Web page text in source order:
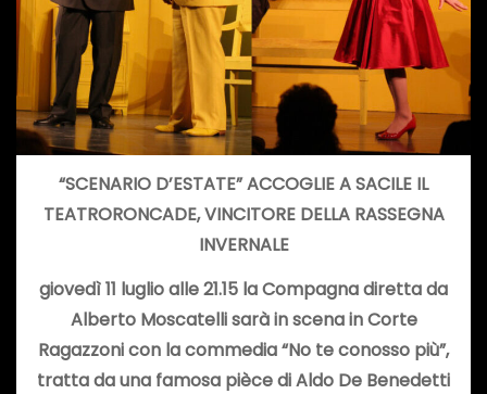
“SCENARIO D’ESTATE” ACCOGLIE A SACILE IL
TEATRORONCADE, VINCITORE DELLA RASSEGNA
INVERNALE
giovedì 11 luglio alle 21.15 la Compagna diretta da
Alberto Moscatelli sarà in scena in Corte
Ragazzoni con la commedia “No te conosso più”,
tratta da una famosa pièce di Aldo De Benedetti